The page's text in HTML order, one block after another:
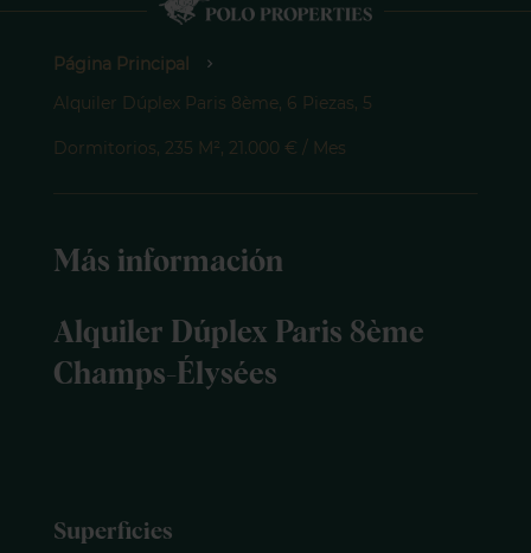
Página Principal
Alquiler Dúplex Paris 8ème, 6 Piezas, 5
Dormitorios, 235 M², 21.000 € / Mes
Más información
Alquiler Dúplex Paris 8ème
Champs-Élysées
Superficies